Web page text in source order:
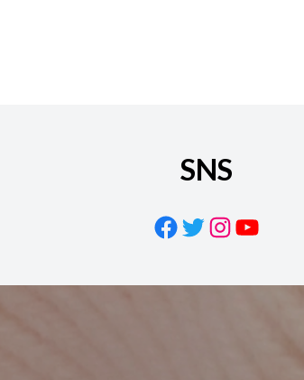
SNS
Facebook
Twitter
Instagram
YouTube